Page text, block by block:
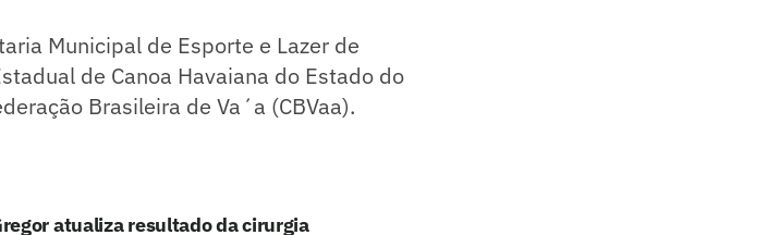
Municipal de Esporte e Lazer de
de Canoa Havaiana do Estado do
Brasileira de Va´a (CBVaa).
atualiza resultado da cirurgia